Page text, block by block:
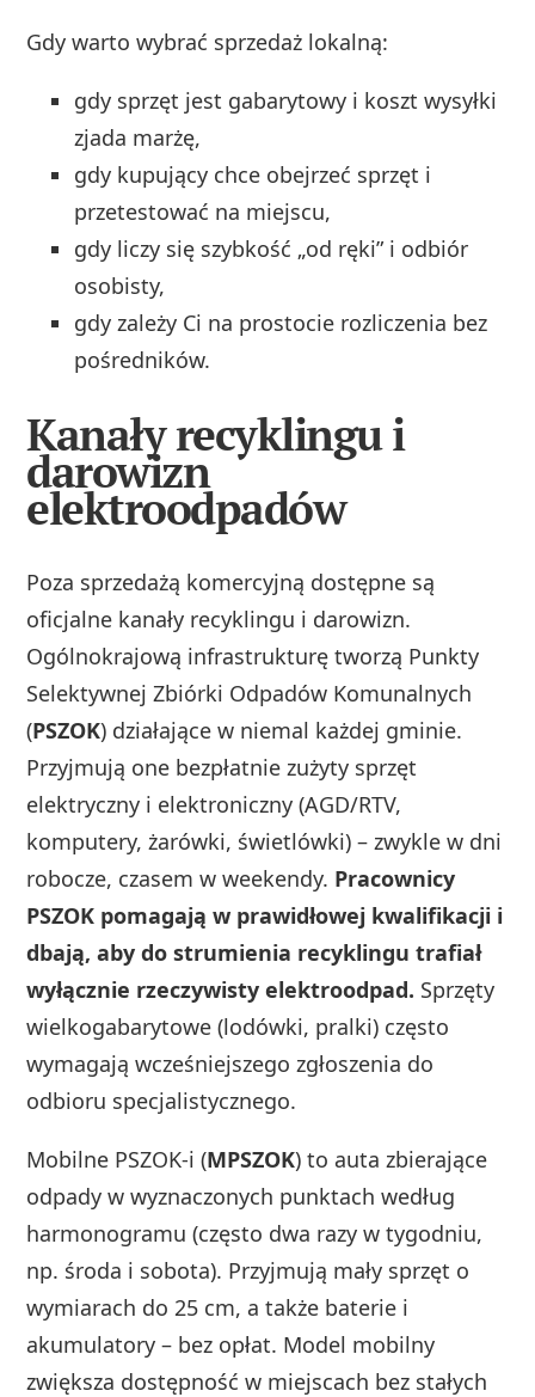
Gdy warto wybrać sprzedaż lokalną:
gdy sprzęt jest gabarytowy i koszt wysyłki
zjada marżę,
gdy kupujący chce obejrzeć sprzęt i
przetestować na miejscu,
gdy liczy się szybkość „od ręki” i odbiór
osobisty,
gdy zależy Ci na prostocie rozliczenia bez
pośredników.
Kanały recyklingu i
darowizn
elektroodpadów
Poza sprzedażą komercyjną dostępne są
oficjalne kanały recyklingu i darowizn.
Ogólnokrajową infrastrukturę tworzą Punkty
Selektywnej Zbiórki Odpadów Komunalnych
(PSZOK) działające w niemal każdej gminie.
Przyjmują one bezpłatnie zużyty sprzęt
elektryczny i elektroniczny (AGD/RTV,
komputery, żarówki, świetlówki) – zwykle w dni
robocze, czasem w weekendy. Pracownicy
PSZOK pomagają w prawidłowej kwalifikacji i
dbają, aby do strumienia recyklingu trafiał
wyłącznie rzeczywisty elektroodpad. Sprzęty
wielkogabarytowe (lodówki, pralki) często
wymagają wcześniejszego zgłoszenia do
odbioru specjalistycznego.
Mobilne PSZOK‑i (MPSZOK) to auta zbierające
odpady w wyznaczonych punktach według
harmonogramu (często dwa razy w tygodniu,
np. środa i sobota). Przyjmują mały sprzęt o
wymiarach do 25 cm, a także baterie i
akumulatory – bez opłat. Model mobilny
zwiększa dostępność w miejscach bez stałych